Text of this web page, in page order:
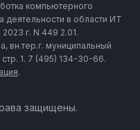
компьютерного
в области ИТ
г. N 449 2.01.
вн.тер.г. муниципальный
1. 7 (495) 134-30-66.
.
защищены.